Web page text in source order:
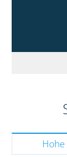
Hohe